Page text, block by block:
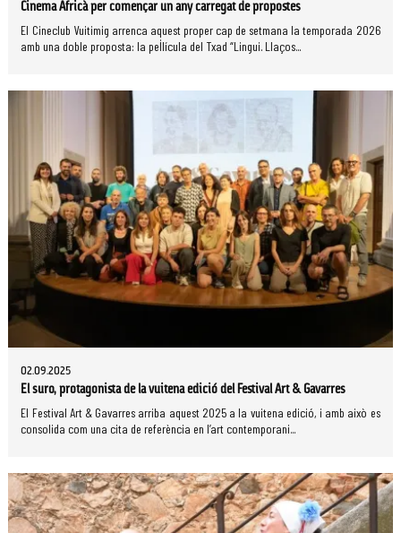
Cinema Africà per començar un any carregat de propostes
El Cineclub Vuitimig arrenca aquest proper cap de setmana la temporada 2026
amb una doble proposta: la pel·lícula del Txad “Lingui. Llaços...
02.09.2025
El suro, protagonista de la vuitena edició del Festival Art & Gavarres
El Festival Art & Gavarres arriba aquest 2025 a la vuitena edició, i amb això es
consolida com una cita de referència en l’art contemporani...